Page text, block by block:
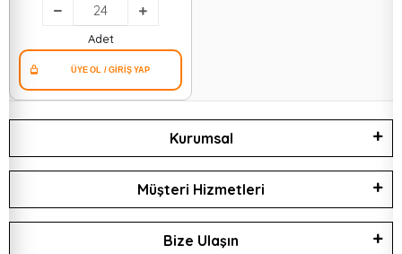
Adet
Kurumsal
Müşteri Hizmetleri
Bize Ulaşın